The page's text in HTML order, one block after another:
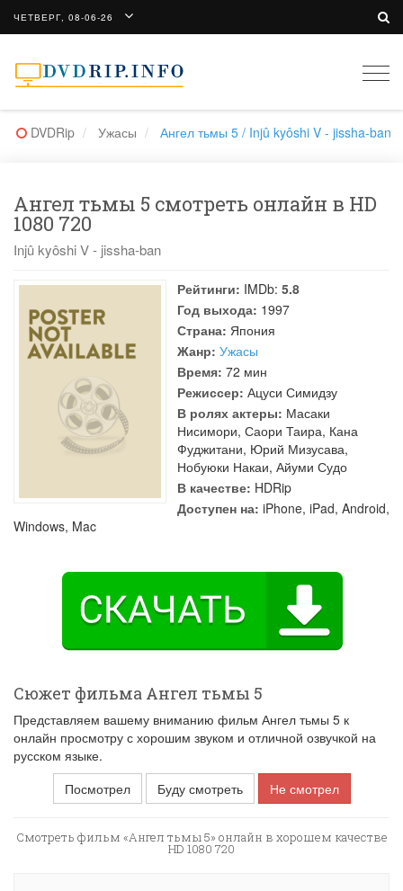
ЧЕТВЕРГ, 08-06-26
DVDRip Ужасы Ангел тьмы 5 / Injû kyôshi V - jissha-ban
Ангел тьмы 5 смотреть онлайн в HD
1080 720
Injû kyôshi V - jissha-ban
Рейтинги: IMDb: 5.8
Год выхода: 1997
Страна: Япония
Жанр: Ужасы
Время: 72 мин
Режиссер: Ацуси Симидзу
В ролях актеры: Масаки
Нисимори, Саори Таира, Кана
Фуджитани, Юрий Мизусава,
Нобуюки Накаи, Айуми Судо
В качестве: HDRip
Доступен на: iPhone, iPad, Android,
Windows, Mac
Сюжет фильма Ангел тьмы 5
Представляем вашему вниманию фильм Ангел тьмы 5 к
онлайн просмотру с хорошим звуком и отличной озвучкой на
русском языке.
Посмотрел
Буду смотреть Не смотрел
Смотреть фильм «Ангел тьмы 5» онлайн в хорошем качестве
HD 1080 720